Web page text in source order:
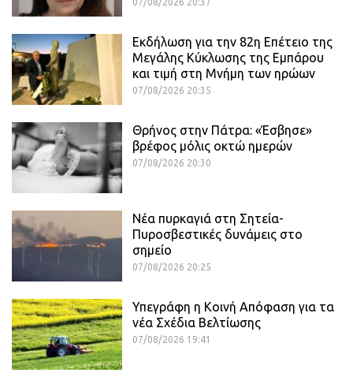
07/08/2026 20:37
Εκδήλωση για την 82η Επέτειο της
Μεγάλης Κύκλωσης της Εμπάρου
και τιμή στη Μνήμη των ηρώων
07/08/2026 20:35
Θρήνος στην Πάτρα: «Έσβησε»
βρέφος μόλις οκτώ ημερών
07/08/2026 20:30
Νέα πυρκαγιά στη Σητεία-
Πυροσβεστικές δυνάμεις στο
σημείο
07/08/2026 20:25
Υπεγράφη η Κοινή Απόφαση για τα
νέα Σχέδια Βελτίωσης
07/08/2026 19:41